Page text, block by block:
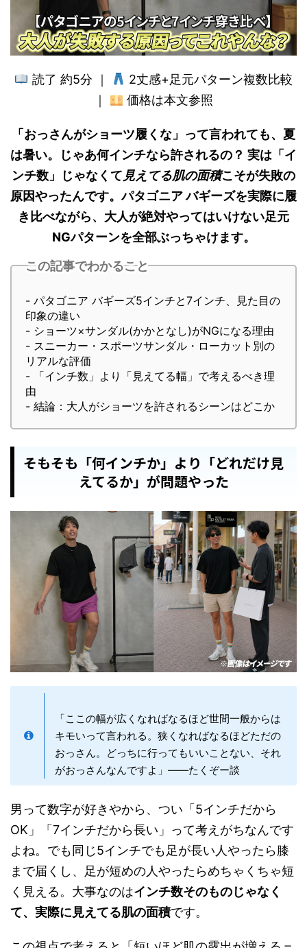
読了 約5分 ｜
2丈感+足元パターン複数比較
｜
価格は本文参照
「おっさんがショーツ履くな」って言われても、夏
は暑い。じゃあ何インチなら許されるの？ 実は「イ
ンチ数」じゃなくて 見えてる肌の面積こそが失敗の
原因やったんです。パタゴニア バギーズを実際に履
き比べながら、大人が絶対やってはいけない足元
NGパターンを全部ぶっちゃけます。
この記事でわかること
- パタゴニア バギーズ5インチと7インチ、見た目の
印象の違い
- ショーツ×サンダル(かかとなし)がNGになる理由
- スニーカー・スポーツサンダル・ローカット別の
リアルな評価
- 「インチ数」より「見えてる幅」で考えるべき理
由
- 結論：大人がショーツを許されるシーンはどこか
そもそも「何インチか」より「どれだけ見
えてるか」が問題やった
「ここの幅が広くなればなるほど世間一般からは
キモいって言われる。狭くなればなるほどただの
おっさん。どっちに行ってもいいことない、それ
がおっさんなんですよ」——たくぞー談
男って数字が好きやから、つい「5インチだから
OK」「7インチだから長い」って考えがちなんです
よね。でも同じ5インチでも足が長い人やったら膝
まで届くし、足が短めの人やったらめちゃくちゃ短
く見える。大事なのはインチ数そのものじゃなく
て、実際に見えてる肌の面積です。